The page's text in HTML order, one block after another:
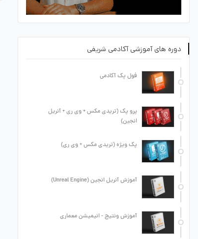
دوره های آموزشی آکادمی شریفی
فول پک آکادمی
پرو پک (تریدی مکس + وی ری + آنریل
انجین)
پک ویژه (تریدی مکس + وی ری)
آموزش آنریل انجین (Unreal Engine)
آموزش ونتیج - انیمیشن معماری